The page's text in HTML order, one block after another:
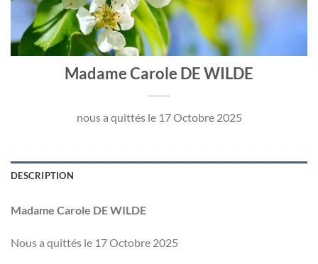
Madame Carole DE WILDE
nous a quittés le 17 Octobre 2025
DESCRIPTION
Madame Carole DE WILDE
Nous a quittés le 17 Octobre 2025